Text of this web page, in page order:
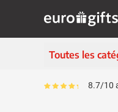
Toutes les
Ecriture
Le pourcentage8.7/10